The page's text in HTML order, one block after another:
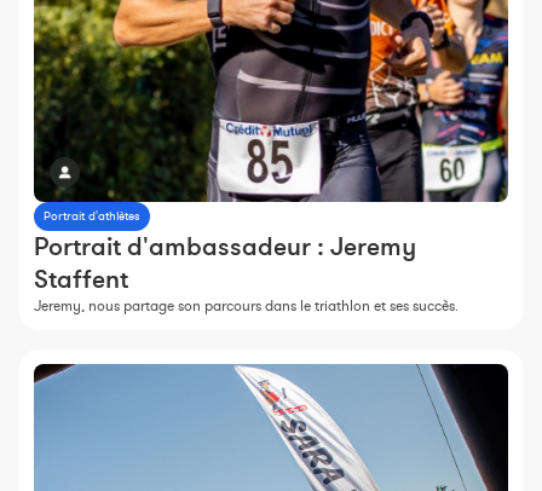
Portrait d'athlètes
Portrait d'ambassadeur : Jeremy
Staffent
Jeremy, nous partage son parcours dans le triathlon et ses succès.